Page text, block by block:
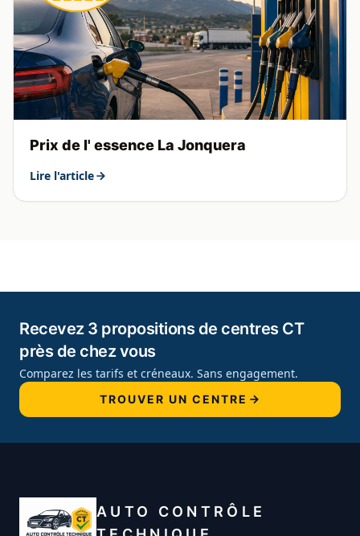
Prix de l' essence La Jonquera
Lire l'article
Recevez 3 propositions de centres CT
près de chez vous
Comparez les tarifs et créneaux. Sans engagement.
TROUVER UN CENTRE
AUTO CONTRÔLE